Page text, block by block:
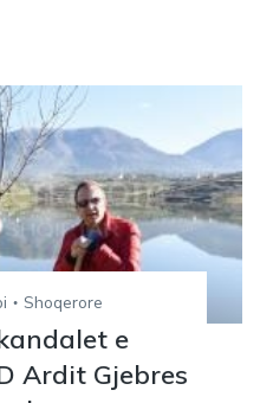
Shoqerore
e
Ardit Gjebres